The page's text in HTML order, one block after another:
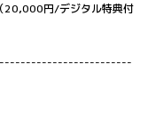
円/デジタル特典付